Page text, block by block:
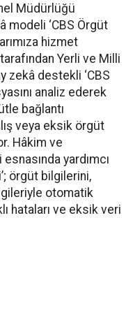
Müdürlüğü
modeli ‘CBS Örgüt
hizmet
Yerli ve Milli
zekâ destekli ‘CBS
analiz ederek
bağlantı
veya eksik örgüt
Hâkim ve
yardımcı
örgüt bilgilerini,
otomatik
hataları ve eksik veri